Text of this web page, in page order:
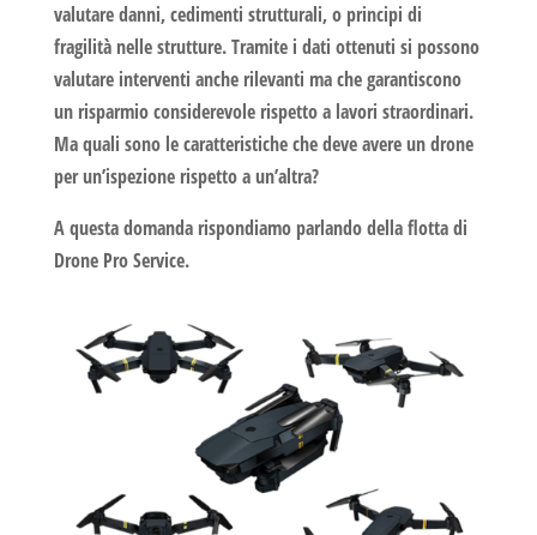
valutare danni, cedimenti strutturali, o principi di
fragilità nelle strutture. Tramite i dati ottenuti si possono
valutare interventi anche rilevanti ma che garantiscono
un risparmio considerevole rispetto a lavori straordinari.
Ma quali sono le caratteristiche che deve avere un drone
per un’ispezione rispetto a un’altra?
A questa domanda rispondiamo parlando della flotta di
Drone Pro Service.